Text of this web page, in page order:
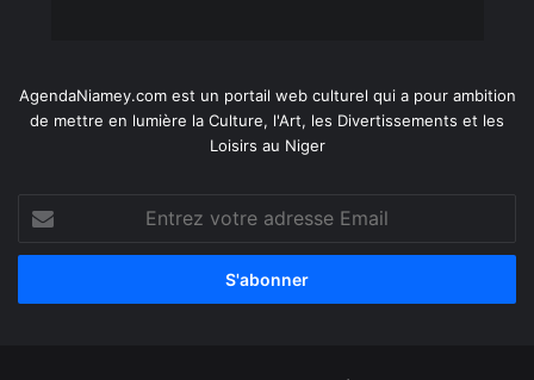
AgendaNiamey.com est un portail web culturel qui a pour ambition
de mettre en lumière la Culture, l'Art, les Divertissements et les
Loisirs au Niger
votre
adresse